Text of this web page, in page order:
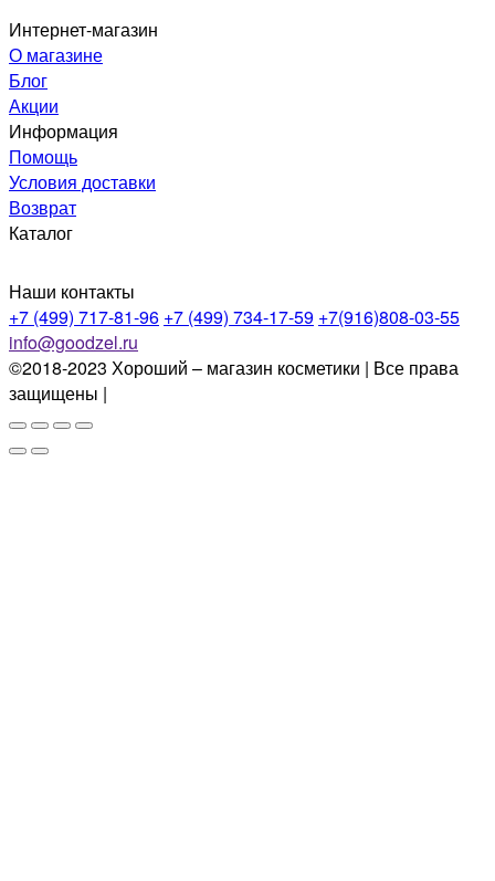
Интернет-магазин
О магазине
Блог
Акции
Информация
Помощь
Условия доставки
Возврат
Каталог
Наши контакты
+7 (499) 717-81-96 +7 (499) 734-17-59 +7(916)808-03-55
info@goodzel.ru
©2018-2023 Хороший – магазин косметики | Все права
защищены |